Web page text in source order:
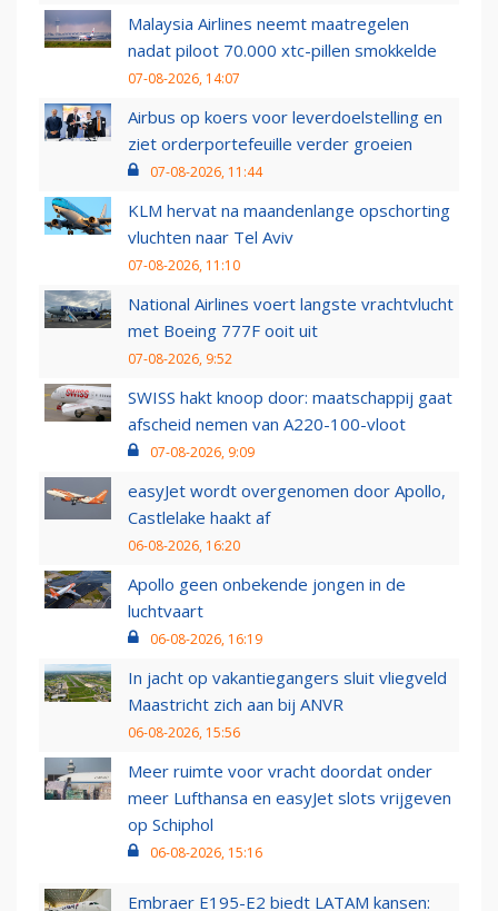
Malaysia Airlines neemt maatregelen
nadat piloot 70.000 xtc-pillen smokkelde
07-08-2026, 14:07
Airbus op koers voor leverdoelstelling en
ziet orderportefeuille verder groeien
07-08-2026, 11:44
KLM hervat na maandenlange opschorting
vluchten naar Tel Aviv
07-08-2026, 11:10
National Airlines voert langste vrachtvlucht
met Boeing 777F ooit uit
07-08-2026, 9:52
SWISS hakt knoop door: maatschappij gaat
afscheid nemen van A220-100-vloot
07-08-2026, 9:09
easyJet wordt overgenomen door Apollo,
Castlelake haakt af
06-08-2026, 16:20
Apollo geen onbekende jongen in de
luchtvaart
06-08-2026, 16:19
In jacht op vakantiegangers sluit vliegveld
Maastricht zich aan bij ANVR
06-08-2026, 15:56
Meer ruimte voor vracht doordat onder
meer Lufthansa en easyJet slots vrijgeven
op Schiphol
06-08-2026, 15:16
Embraer E195-E2 biedt LATAM kansen: